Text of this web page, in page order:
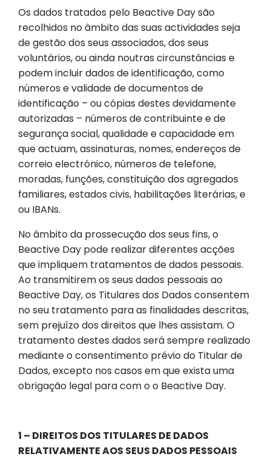
Os dados tratados pelo Beactive Day são
recolhidos no âmbito das suas actividades seja
de gestão dos seus associados, dos seus
voluntários, ou ainda noutras circunstâncias e
podem incluir dados de identificação, como
números e validade de documentos de
identificação – ou cópias destes devidamente
autorizadas – números de contribuinte e de
segurança social, qualidade e capacidade em
que actuam, assinaturas, nomes, endereços de
correio electrónico, números de telefone,
moradas, funções, constituição dos agregados
familiares, estados civis, habilitações literárias, e
ou IBANs.
No âmbito da prossecução dos seus fins, o
Beactive Day pode realizar diferentes acções
que impliquem tratamentos de dados pessoais.
Ao transmitirem os seus dados pessoais ao
Beactive Day, os Titulares dos Dados consentem
no seu tratamento para as finalidades descritas,
sem prejuízo dos direitos que lhes assistam. O
tratamento destes dados será sempre realizado
mediante o consentimento prévio do Titular de
Dados, excepto nos casos em que exista uma
obrigação legal para com o o Beactive Day.
1 – DIREITOS DOS TITULARES DE DADOS
RELATIVAMENTE AOS SEUS DADOS PESSOAIS